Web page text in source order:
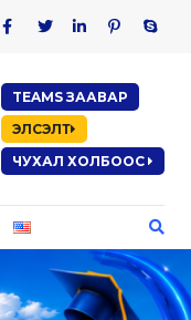
TEAMS ЗААВАР
ЭЛСЭЛТ
ЧУХАЛ ХОЛБООС